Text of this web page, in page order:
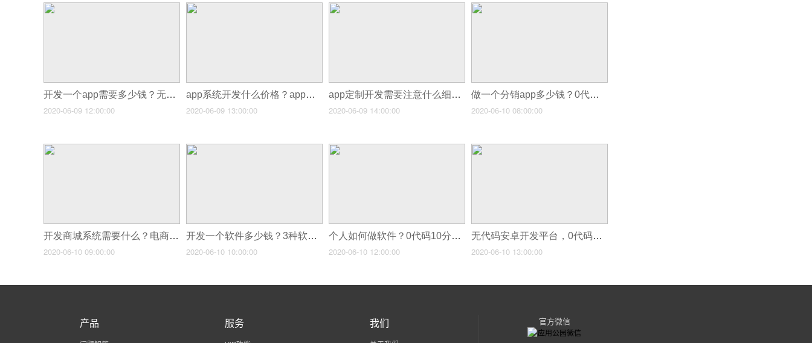
开发一个app需要多少钱？无代码软件开发平台教你省90%
2020-06-09 12:00:00
app系统开发什么价格？app开发需要多少钱？
2020-06-09 13:00:00
app定制开发需要注意什么细节？手机软件开发常见问题
2020-06-09 14:00:00
做一个分销app多少钱？0代码分销系统开发
2020-06-10 08:00:00
开发商城系统需要什么？电商系统开发多少钱？
2020-06-10 09:00:00
开发一个软件多少钱？3种软件开发公司报价
2020-06-10 10:00:00
个人如何做软件？0代码10分钟app软件开发步骤
2020-06-10 12:00:00
无代码安卓开发平台，0代码软件开发流程7个步骤
2020-06-10 13:00:00
产品 服务 我们 官方微信